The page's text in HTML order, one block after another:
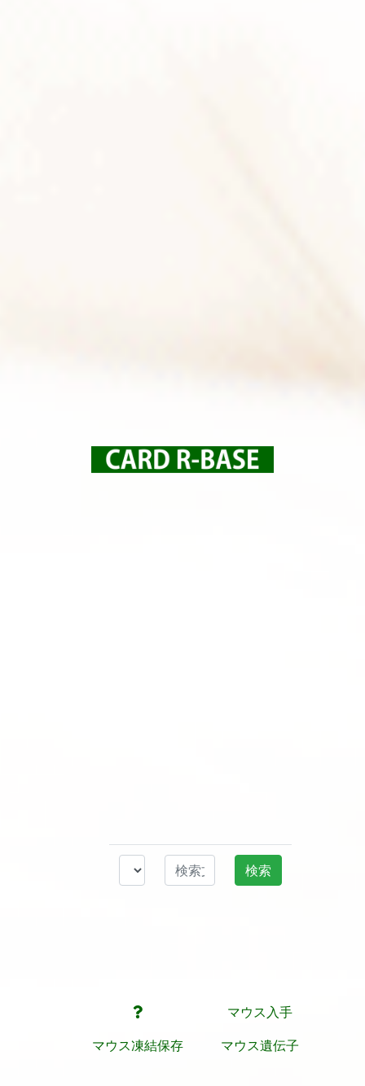
マウス入手
マウス凍結保存 マウス遺伝子